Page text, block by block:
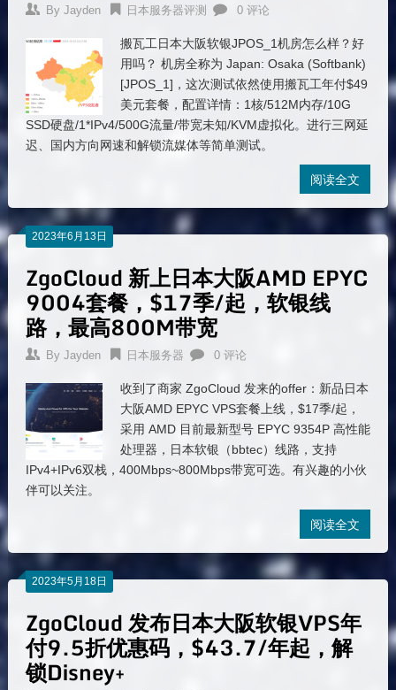
By Jayden 日本服务器评测 0 评论
搬瓦工日本大阪软银JPOS_1机房怎么样？好
用吗？ 机房全称为 Japan: Osaka (Softbank)
[JPOS_1]，这次测试依然使用搬瓦工年付$49
美元套餐，配置详情：1核/512M内存/10G
SSD硬盘/1*IPv4/500G流量/带宽未知/KVM虚拟化。进行三网延
迟、国内方向网速和解锁流媒体等简单测试。
阅读全文
2023年6月13日
ZgoCloud 新上日本大阪AMD EPYC
9004套餐，$17季/起，软银线
路，最高800M带宽
By Jayden 日本服务器 0 评论
收到了商家 ZgoCloud 发来的offer：新品日本
大阪AMD EPYC VPS套餐上线，$17季/起，
采用 AMD 目前最新型号 EPYC 9354P 高性能
处理器，日本软银（bbtec）线路，支持
IPv4+IPv6双栈，400Mbps~800Mbps带宽可选。有兴趣的小伙
伴可以关注。
阅读全文
2023年5月18日
ZgoCloud 发布日本大阪软银VPS年
付9.5折优惠码，$43.7/年起，解
锁Disney+